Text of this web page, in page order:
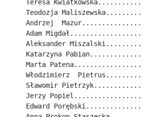
Teresa
Teodozja
Andrzej
Adam
Aleksander
Katarzyna
Marta
Włodzimierz
Sławomir
Jerzy
Edward